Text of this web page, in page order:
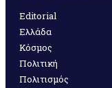
Editorial
Ελλάδα
Κόσμος
Πολιτική
Πολιτισμός